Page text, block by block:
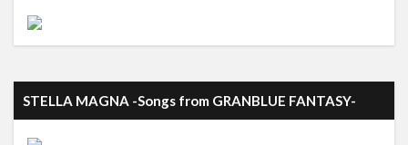
STELLA MAGNA -Songs from GRANBLUE FANTASY-